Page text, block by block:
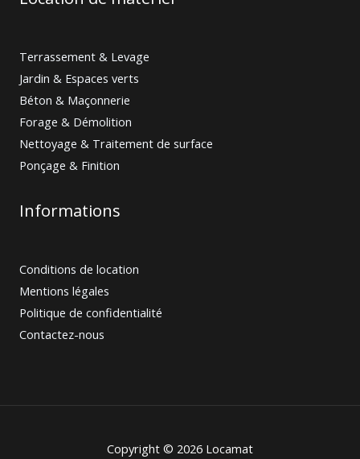
Terrassement & Levage
Jardin & Espaces verts
Béton & Maçonnerie
Forage & Démolition
Nettoyage & Traitement de surface
Ponçage & Finition
Informations
Conditions de location
Mentions légales
Politique de confidentialité
Contactez-nous
Copyright © 2026 Locamat